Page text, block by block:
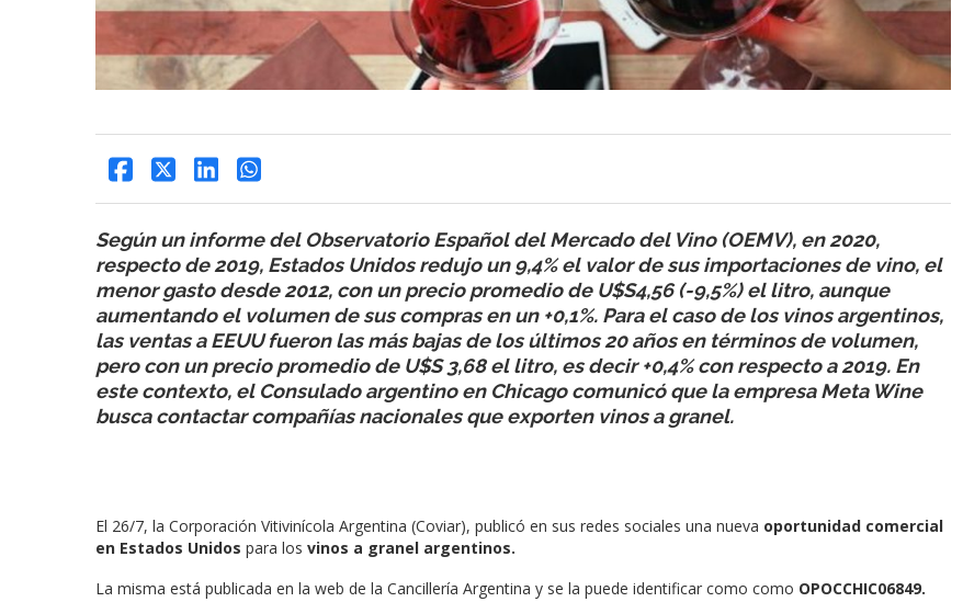
Según un informe del Observatorio Español del Mercado del Vino (OEMV), en 2020,
respecto de 2019, Estados Unidos redujo un 9,4% el valor de sus importaciones de vino, el
menor gasto desde 2012, con un precio promedio de U$S4,56 (-9,5%) el litro, aunque
aumentando el volumen de sus compras en un +0,1%. Para el caso de los vinos argentinos,
las ventas a EEUU fueron las más bajas de los últimos 20 años en términos de volumen,
pero con un precio promedio de U$S 3,68 el litro, es decir +0,4% con respecto a 2019. En
este contexto, el Consulado argentino en Chicago comunicó que la empresa Meta Wine
busca contactar compañías nacionales que exporten vinos a granel.
El 26/7, la Corporación Vitivinícola Argentina (Coviar), publicó en sus redes sociales una nueva oportunidad comercial
en Estados Unidos para los vinos a granel argentinos.
La misma está publicada en la web de la Cancillería Argentina y se la puede identificar como como OPOCCHIC06849.